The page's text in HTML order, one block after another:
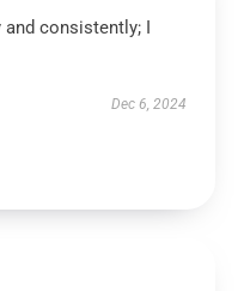
consistently; I
Dec 6, 2024